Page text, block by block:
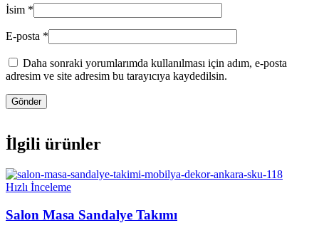
İsim *
E-posta *
Daha sonraki yorumlarımda kullanılması için adım, e-posta
adresim ve site adresim bu tarayıcıya kaydedilsin.
İlgili ürünler
Hızlı İnceleme
Salon Masa Sandalye Takımı